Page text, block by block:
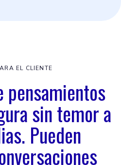
EL CLIENTE
sin temor a
Pueden